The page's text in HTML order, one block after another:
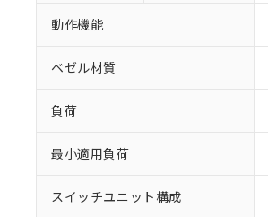
動作機能
ベゼル材質
負荷
最小適用負荷
スイッチユニット構成